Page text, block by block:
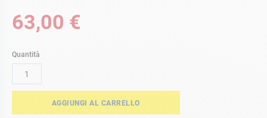
63,00 €
Quantità
AGGIUNGI AL CARRELLO